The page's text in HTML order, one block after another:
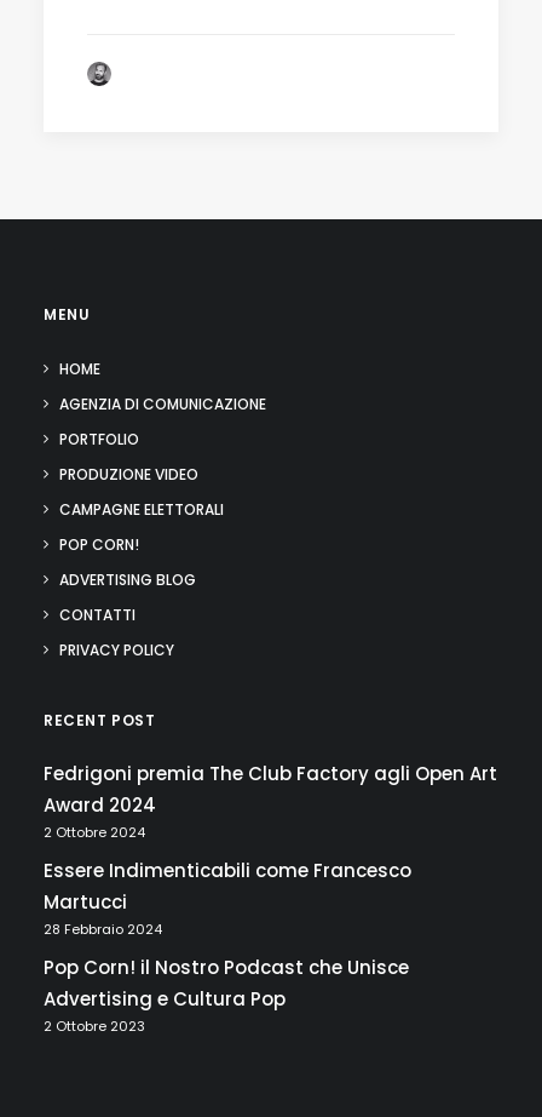
MENU
HOME
AGENZIA DI COMUNICAZIONE
PORTFOLIO
PRODUZIONE VIDEO
CAMPAGNE ELETTORALI
POP CORN!
ADVERTISING BLOG
CONTATTI
PRIVACY POLICY
RECENT POST
Fedrigoni premia The Club Factory agli Open Art
Award 2024
2 Ottobre 2024
Essere Indimenticabili come Francesco
Martucci
28 Febbraio 2024
Pop Corn! il Nostro Podcast che Unisce
Advertising e Cultura Pop
2 Ottobre 2023